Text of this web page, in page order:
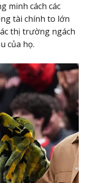
minh cách các
tài chính to lớn
thị trường ngách
của họ.